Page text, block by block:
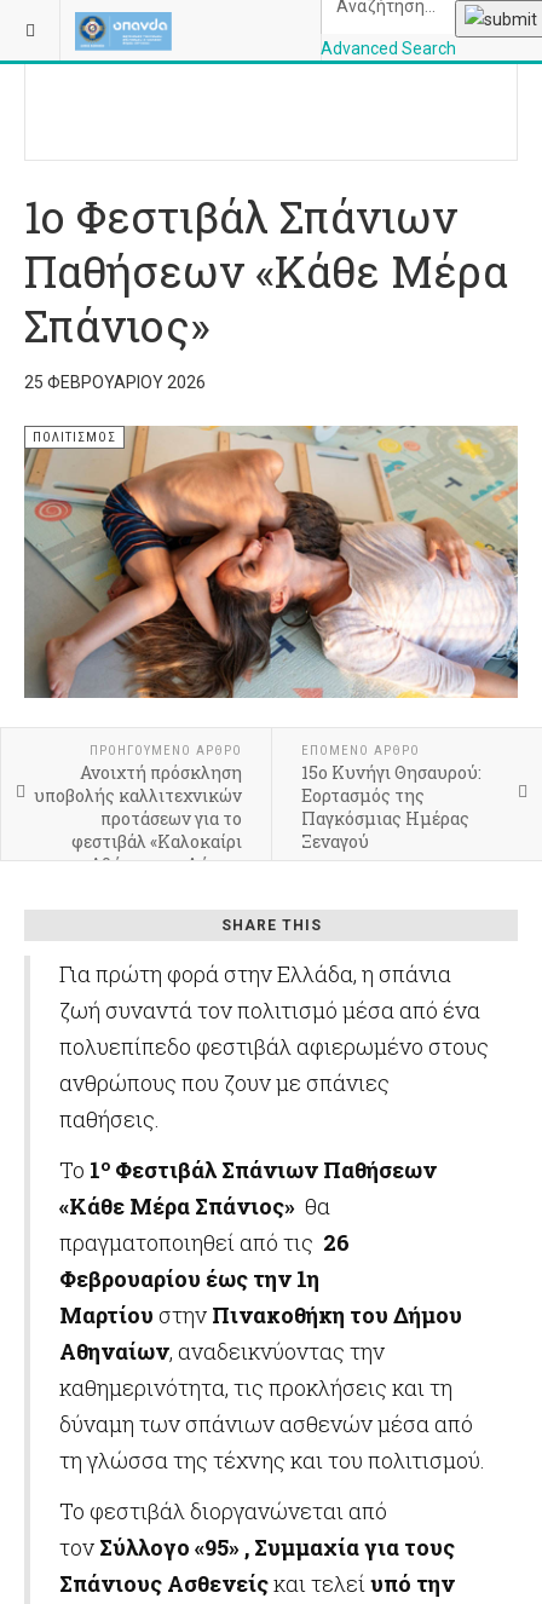
Advanced Search
ΒΡΊΣΚΕΣΤΕ ΕΔΏ: ΑΡΧΙΚΉ
1ο Φεστιβάλ Σπάνιων
Παθήσεων «Κάθε Μέρα
Σπάνιος»
25 ΦΕΒΡΟΥΑΡΊΟΥ 2026
ΠΟΛΙΤΙΣΜΌΣ
ΠΡΟΗΓΟΎΜΕΝΟ ΆΡΘΡΟ
Ανοιχτή πρόσκληση
υποβολής καλλιτεχνικών
προτάσεων για το
φεστιβάλ «Καλοκαίρι
στην Αθήνα» του Δήμου
ΕΠΌΜΕΝΟ ΆΡΘΡΟ
15ο Κυνήγι Θησαυρού:
Εορτασμός της
Παγκόσμιας Ημέρας
Ξεναγού
SHARE THIS
Για πρώτη φορά στην Ελλάδα, η σπάνια
ζωή συναντά τον πολιτισμό μέσα από ένα
πολυεπίπεδο φεστιβάλ αφιερωμένο στους
ανθρώπους που ζουν με σπάνιες
παθήσεις.
Το 1ο Φεστιβάλ Σπάνιων Παθήσεων
«Κάθε Μέρα Σπάνιος» θα
πραγματοποιηθεί από τις 26
Φεβρουαρίου έως την 1η
Μαρτίου στην Πινακοθήκη του Δήμου
Αθηναίων, αναδεικνύοντας την
καθημερινότητα, τις προκλήσεις και τη
δύναμη των σπάνιων ασθενών μέσα από
τη γλώσσα της τέχνης και του πολιτισμού.
Το φεστιβάλ διοργανώνεται από
τον Σύλλογο «95» , Συμμαχία για τους
Σπάνιους Ασθενείςκαι τελείυπό την